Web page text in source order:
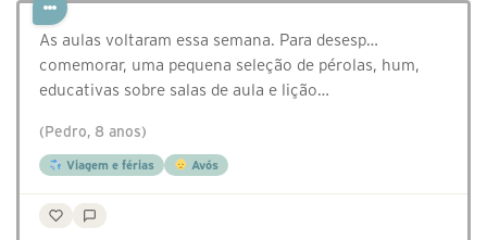
As aulas voltaram essa semana. Para desesp…
comemorar, uma pequena seleção de pérolas, hum,
educativas sobre salas de aula e lição…
(Pedro, 8 anos)
Viagem e férias Avós